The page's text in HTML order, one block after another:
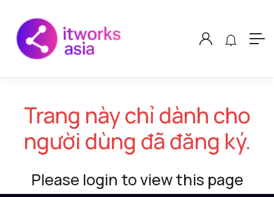
Trang này chỉ dành cho
người dùng đã đăng ký.
Please login to view this page